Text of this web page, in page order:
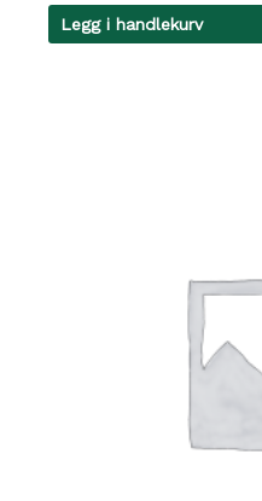
Legg i handlekurv